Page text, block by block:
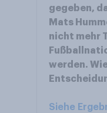
gegeben,
Mats
nicht mehr
werden.
Siehe